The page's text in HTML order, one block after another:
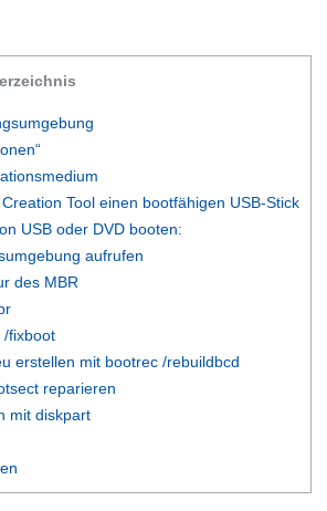
Tool einen bootfähigen USB-Stick
USB oder DVD booten:
aufrufen
des MBR
/fixboot
erstellen mit bootrec /rebuildbcd
reparieren
mit diskpart